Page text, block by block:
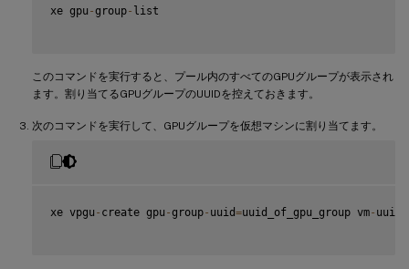
xe gpu -group- list
このコマンドを実行すると、プール内のすべてのGPUグループが表示され
ます。割り当てるGPUグループのUUIDを控えておきます。
次のコマンドを実行して、GPUグループを仮想マシンに割り当てます。
xe vpgu - create gpu -group- uuid=uuid_of_gpu_group vm- uuid